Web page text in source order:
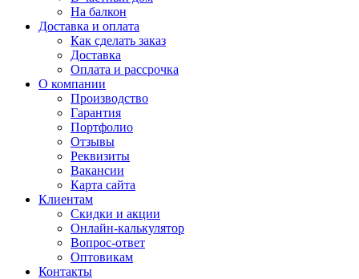
На балкон
Доставка и оплата
Как сделать заказ
Доставка
Оплата и рассрочка
О компании
Производство
Гарантия
Портфолио
Отзывы
Реквизиты
Вакансии
Карта сайта
Клиентам
Скидки и акции
Онлайн-калькулятор
Вопрос-ответ
Оптовикам
Контакты